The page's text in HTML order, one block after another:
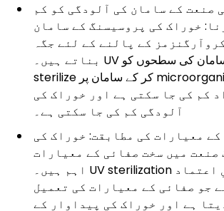
صنعت کے سامان کی آلودگی کو کم
خوراک کی پروسیسنگ کے سامان
کے پالنے کے لئے جگہ
بناتے ہیں۔ UV روشنی سے سامان کی سطحوں کو
sterilize کر کے سامان پر microorganism کی
کم کی جا سکتی ہے اور خوراک کی
آلودگی کم کی جا سکتی ہے۔
کے معیارات کی مطابقت: خوراک کی
صنعت میں سخت صفائی کے معیارات
اہم ہیں۔ UV sterilization ایک قابلِ اعتماد
جو صفائی کے معیارات کی تعمیل
ہے اور خوراک کی پیداوار کے